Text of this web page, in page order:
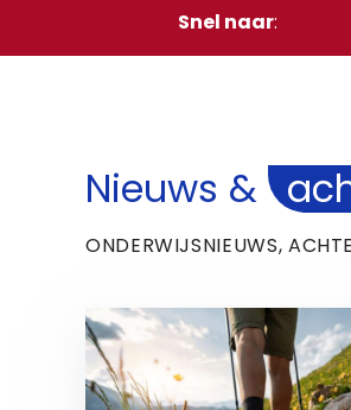
Snel naar:
Nieuws &
ONDERWIJSNIEUWS,